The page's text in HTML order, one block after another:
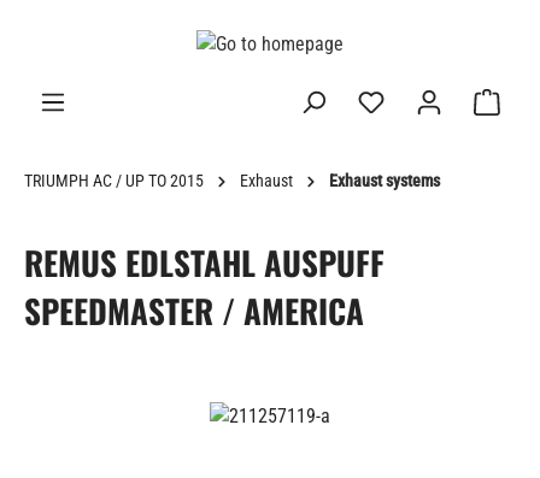
TRIUMPH AC / UP TO 2015 Exhaust Exhaust systems
REMUS EDLSTAHL AUSPUFF
SPEEDMASTER / AMERICA